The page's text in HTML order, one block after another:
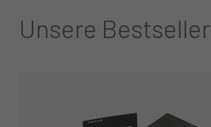
Unsere Bestseller